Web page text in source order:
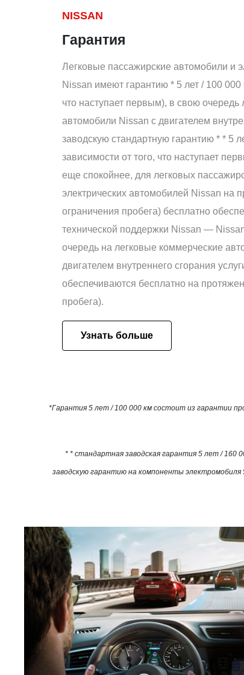
NISSAN
Гарантия
Легковые пассажирские автомобили и
Nissan имеют гарантию * 5 лет / 100 000
что наступает первым), в свою очередь
автомобили Nissan с двигателем
заводскую стандартную гарантию * * 5
зависимости от того, что наступает
еще спокойнее, для легковых
электрических автомобилей Nissan на
ограничения пробега) бесплатно
технической поддержки Nissan —
очередь на легковые коммерческие
двигателем внутреннего сгорания
обеспечиваются бесплатно на
пробега).
Узнать больше
*Гарантия 5 лет / 100 000 км состоит из гарантии
* * стандартная заводская гарантия 5 лет /
заводскую гарантию на компоненты